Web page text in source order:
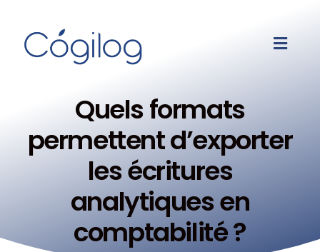
Quels formats
permettent d’exporter
les écritures
analytiques en
comptabilité ?